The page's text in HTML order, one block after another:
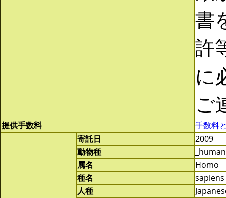
書
許
に
ご
提供手数料 手数料
寄託日
2009
動物種
属名
Homo
種名
sapiens
人種